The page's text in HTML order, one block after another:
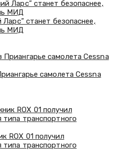
станет безопаснее,
МИД
самолета Cessna
ROX 01 получил
транспортного